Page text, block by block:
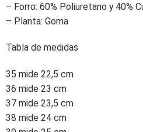
– Forro: 60% Poliuretano y 40%
– Planta: Goma
Tabla de medidas
35 mide 22,5 cm
36 mide 23 cm
37 mide 23,5 cm
38 mide 24 cm